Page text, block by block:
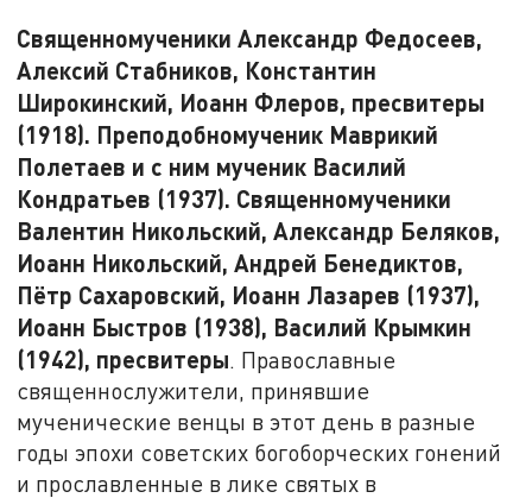
Священномученики Александр Федосеев,
Алексий Стабников, Константин
Широкинский, Иоанн Флеров, пресвитеры
(1918). Преподобномученик Маврикий
Полетаев и с ним мученик Василий
Кондратьев (1937). Священномученики
Валентин Никольский, Александр Беляков,
Иоанн Никольский, Андрей Бенедиктов,
Пётр Сахаровский, Иоанн Лазарев (1937),
Иоанн Быстров (1938), Василий Крымкин
(1942), пресвитеры. Православные
священнослужители, принявшие
мученические венцы в этот день в разные
годы эпохи советских богоборческих гонений
и прославленные в лике святых в